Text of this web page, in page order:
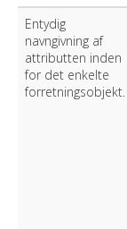
Entydig
navngivning af
attributten inden
for det enkelte
forretningsobjekt.